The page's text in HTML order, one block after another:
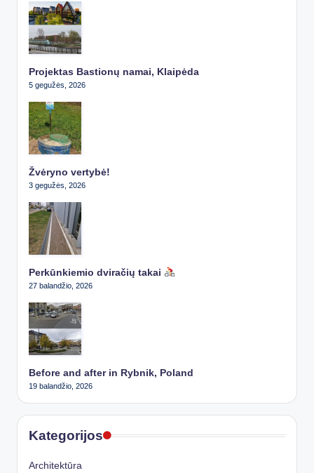
Projektas Bastionų namai, Klaipėda
5 gegužės, 2026
Žvėryno vertybė!
3 gegužės, 2026
Perkūnkiemio dviračių takai
27 balandžio, 2026
Before and after in Rybnik, Poland
19 balandžio, 2026
Kategorijos
Architektūra